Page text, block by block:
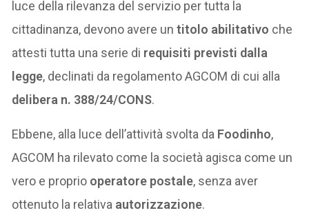
luce della rilevanza del servizio per tutta la
cittadinanza, devono avere untitolo abilitativo che
attesti tutta una serie di requisiti previsti dalla
legge, declinati da regolamento AGCOM di cui alla
delibera n. 388/24/CONS.
Ebbene, alla luce dell’attività svolta da Foodinho,
AGCOM ha rilevato come la società agisca come un
vero e proprio operatore postale, senza aver
ottenuto la relativa autorizzazione.